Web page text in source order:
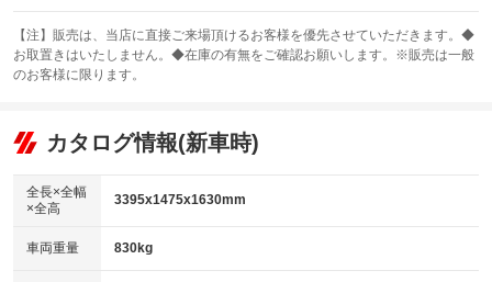
：装備なし
サンルーフ
：装備あり ABS
リフトアップ
：装備なし
：装備なし
パワーウィンドウ
アイドリングストップ
：装備あり
カーナビ
：装備なし
TV
：装備なし
ビジュアル
：装備なし
：装備あり
革シート
キーレス
【注】販売は、当店に直接ご来場頂けるお客様を優先させていただきます。◆
お取置きはいたしません。◆在庫の有無をご確認お願いします。※販売は一般
のお客様に限ります。
カタログ情報(新車時)
全長×全幅
×全高
3395x1475x1630mm
車両重量 830kg